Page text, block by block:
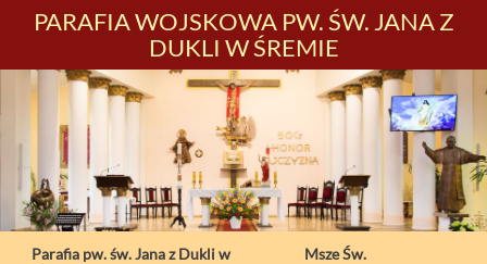
PARAFIA WOJSKOWA PW. ŚW. JANA Z
DUKLI W ŚREMIE
Parafia pw. św. Jana z Dukli w
Msze Św.